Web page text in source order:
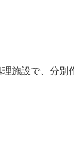
理施設で、分